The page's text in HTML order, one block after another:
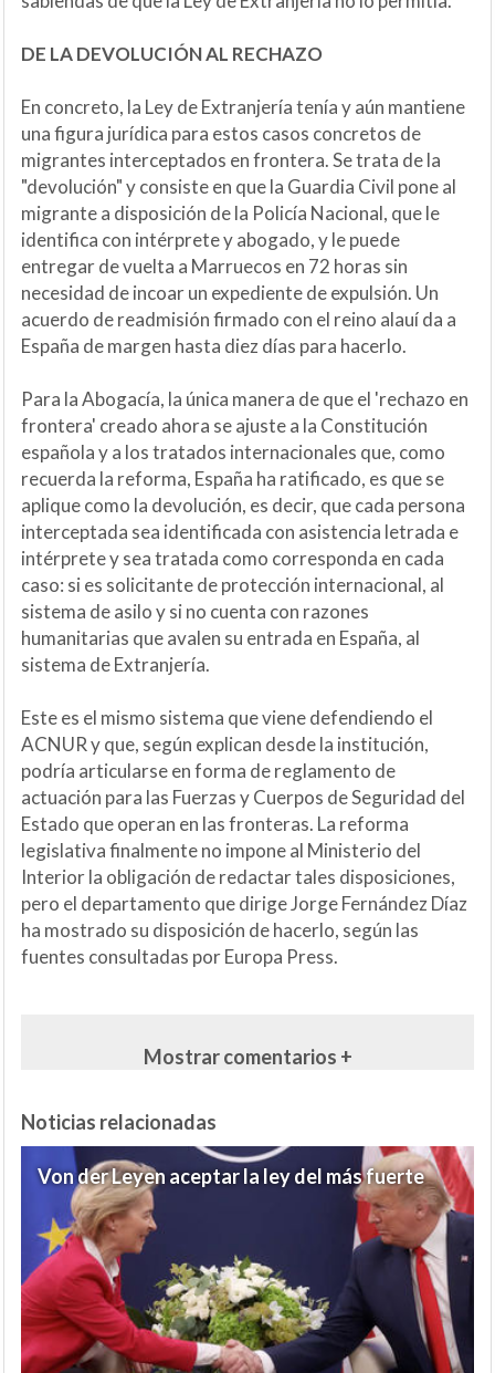
DE LA DEVOLUCIÓN AL RECHAZO
En concreto, la Ley de Extranjería tenía y aún mantiene
una figura jurídica para estos casos concretos de
migrantes interceptados en frontera. Se trata de la
"devolución" y consiste en que la Guardia Civil pone al
migrante a disposición de la Policía Nacional, que le
identifica con intérprete y abogado, y le puede
entregar de vuelta a Marruecos en 72 horas sin
necesidad de incoar un expediente de expulsión. Un
acuerdo de readmisión firmado con el reino alauí da a
España de margen hasta diez días para hacerlo.
Para la Abogacía, la única manera de que el 'rechazo en
frontera' creado ahora se ajuste a la Constitución
española y a los tratados internacionales que, como
recuerda la reforma, España ha ratificado, es que se
aplique como la devolución, es decir, que cada persona
interceptada sea identificada con asistencia letrada e
intérprete y sea tratada como corresponda en cada
caso: si es solicitante de protección internacional, al
sistema de asilo y si no cuenta con razones
humanitarias que avalen su entrada en España, al
sistema de Extranjería.
Este es el mismo sistema que viene defendiendo el
ACNUR y que, según explican desde la institución,
podría articularse en forma de reglamento de
actuación para las Fuerzas y Cuerpos de Seguridad del
Estado que operan en las fronteras. La reforma
legislativa finalmente no impone al Ministerio del
Interior la obligación de redactar tales disposiciones,
pero el departamento que dirige Jorge Fernández Díaz
ha mostrado su disposición de hacerlo, según las
fuentes consultadas por Europa Press.
Mostrar comentarios +
Noticias relacionadas
Von der Leyen aceptar la ley del más fuerte